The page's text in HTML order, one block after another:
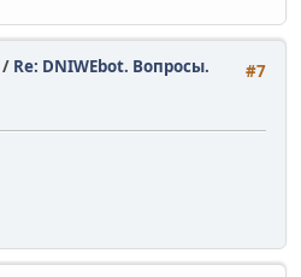
#7
/ Re: DNIWEbot. Вопросы.